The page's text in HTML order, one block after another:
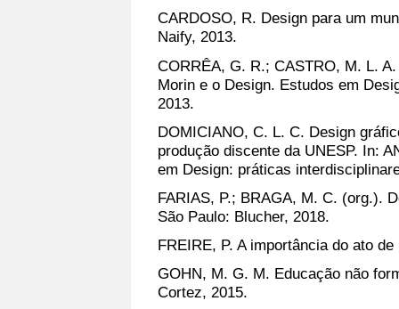
CARDOSO, R. Design para um
Naify, 2013.
CORRÊA, G. R.; CASTRO, M. L.
Morin e o Design. Estudos em
2013.
DOMICIANO, C. L. C. Design
produção discente da UNESP. In:
em Design: práticas
FARIAS, P.; BRAGA, M. C. (org.).
São Paulo: Blucher, 2018.
FREIRE, P. A importância do ato
GOHN, M. G. M. Educação não
Cortez, 2015.